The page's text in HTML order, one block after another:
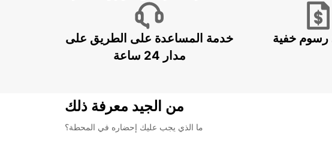
خدمة المساعدة على الطريق على
مدار 24 ساعة
رسوم خفية
من الجيد معرفة ذلك
ما الذي يجب عليك إحضاره في المحطة؟